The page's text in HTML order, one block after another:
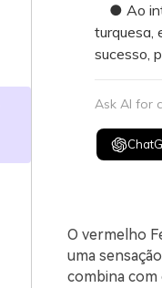
● Ao
turquesa,
sucesso,
Ask AI for
O vermelho
uma
combina